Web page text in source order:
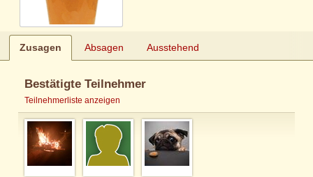
Zusagen Absagen Ausstehend
Bestätigte Teilnehmer
Teilnehmerliste anzeigen